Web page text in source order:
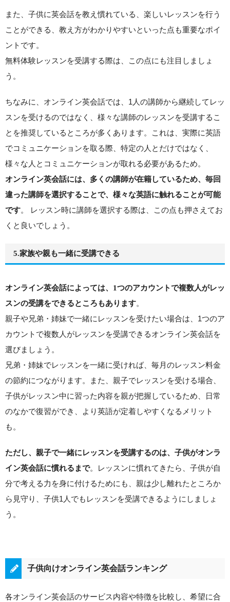
また、子供に英会話を教え慣れている、楽しいレッスンを行う
ことができる、教え方がわかりやすいといった点も重要なポイ
ントです。
無料体験レッスンを受講する際は、この点にも注目しましょ
う。
ちなみに、オンライン英会話では、1人の講師から継続してレッ
スンを受けるのではなく、様々な講師のレッスンを受講するこ
とを推奨しているところが多くあります。これは、実際に英語
でコミュニケーションを取る際、特定の人とだけではなく、
様々な人とコミュニケーションが取れる必要があるため。
オンライン英会話には、多くの講師が在籍しているため、毎回
違った講師を選択することで、様々な英語に触れることが可能
です。 レッスン時に講師を選択する際は、この点も押さえてお
くと良いでしょう。
5.家族や親も一緒に受講できる
オンライン英会話によっては、1つのアカウントで複数人がレッ
スンの受講をできるところもあります。
親子や兄弟・姉妹で一緒にレッスンを受けたい場合は、1つのア
カウントで複数人がレッスンを受講できるオンライン英会話を
選びましょう。
兄弟・姉妹でレッスンを一緒に受ければ、毎月のレッスン料金
の節約につながります。また、親子でレッスンを受ける場合、
子供がレッスン中に習った内容を親が把握しているため、日常
のなかで復習ができ、より英語が定着しやすくなるメリット
も。
ただし、親子で一緒にレッスンを受講するのは、子供がオンラ
イン英会話に慣れるまで。レッスンに慣れてきたら、子供が自
分で考える力を身に付けるためにも、親は少し離れたところか
ら見守り、子供1人でもレッスンを受講できるようにしましょ
う。
子供向けオンライン英会話ランキング
各オンライン英会話のサービス内容や特徴を比較し、希望に合